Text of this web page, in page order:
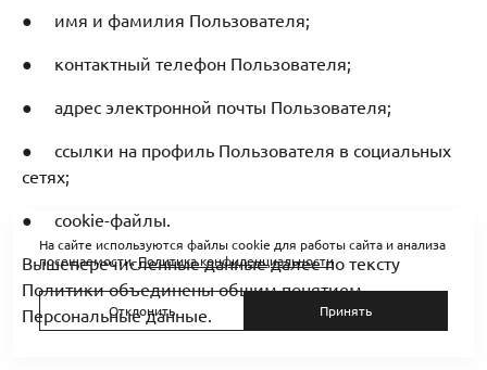
● имя и фамилия Пользователя;
● контактный телефон Пользователя;
● адрес электронной почты Пользователя;
● ссылки на профиль Пользователя в социальных
сетях;
● cookie-файлы.
Вышеперечисленные данные далее по тексту
Политики объединены общим понятием
Персональные данные.
На сайте используются файлы cookie для работы сайта и анализа
посещаемости.Политика конфиденциальности
Отклонить Принять